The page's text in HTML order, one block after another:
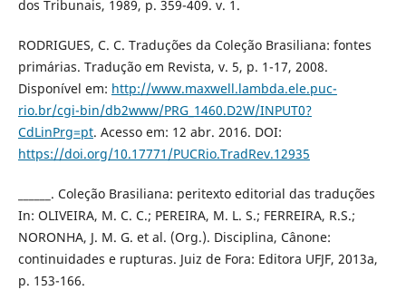
dos Tribunais, 1989, p. 359-409. v. 1.
RODRIGUES, C. C. Traduções da Coleção Brasiliana: fontes
primárias. Tradução em Revista, v. 5, p. 1-17, 2008.
Disponível em: http://www.maxwell.lambda.ele.puc-
rio.br/cgi-bin/db2www/PRG_1460.D2W/INPUT0?
CdLinPrg=pt. Acesso em: 12 abr. 2016. DOI:
https://doi.org/10.17771/PUCRio.TradRev.12935
______. Coleção Brasiliana: peritexto editorial das traduções
In: OLIVEIRA, M. C. C.; PEREIRA, M. L. S.; FERREIRA, R.S.;
NORONHA, J. M. G. et al. (Org.). Disciplina, Cânone:
continuidades e rupturas. Juiz de Fora: Editora UFJF, 2013a,
p. 153-166.